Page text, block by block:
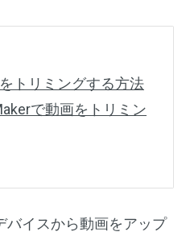
トリミングする方法
で動画をトリミン
バイスから動画をアップ